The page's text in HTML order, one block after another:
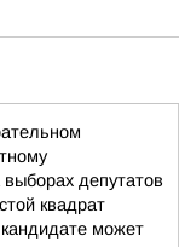
выборах депутатов
квадрат
может